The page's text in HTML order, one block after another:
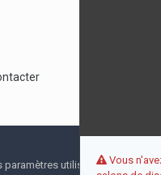
Vous
utilisateur pendant